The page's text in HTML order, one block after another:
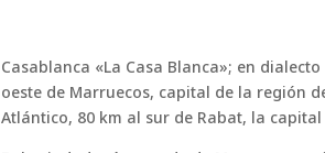
Casablanca «La Casa Blanca»; en
oeste de Marruecos, capital de la región
Atlántico, 80 km al sur de Rabat, la